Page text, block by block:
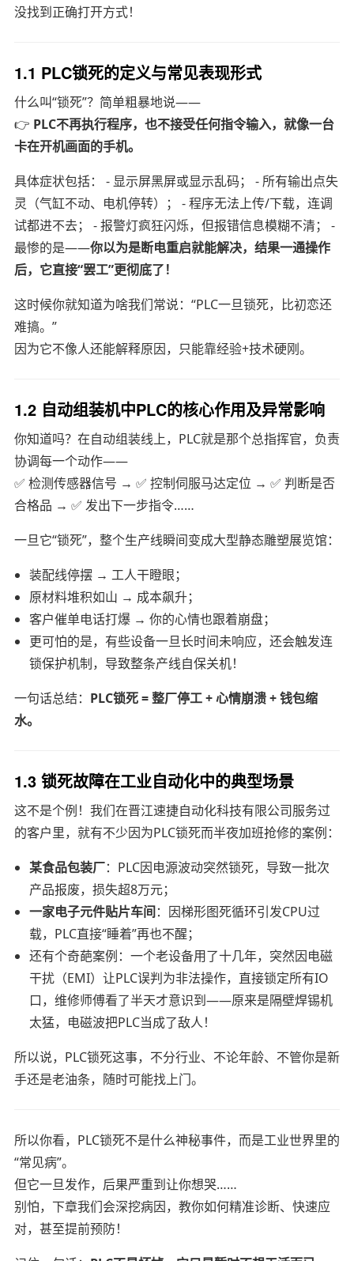
没找到正确打开方式！
1.1 PLC锁死的定义与常见表现形式
什么叫“锁死”？简单粗暴地说——
👉 PLC不再执行程序，也不接受任何指令输入，就像一台
卡在开机画面的手机。
具体症状包括： - 显示屏黑屏或显示乱码； - 所有输出点失
灵（气缸不动、电机停转）； - 程序无法上传/下载，连调
试都进不去； - 报警灯疯狂闪烁，但报错信息模糊不清； -
最惨的是——你以为是断电重启就能解决，结果一通操作
后，它直接“罢工”更彻底了！
这时候你就知道为啥我们常说：“PLC一旦锁死，比初恋还
难搞。”
因为它不像人还能解释原因，只能靠经验+技术硬刚。
1.2 自动组装机中PLC的核心作用及异常影响
你知道吗？在自动组装线上，PLC就是那个总指挥官，负责
协调每一个动作——
✅ 检测传感器信号 → ✅ 控制伺服马达定位 → ✅ 判断是否
合格品 → ✅ 发出下一步指令……
一旦它“锁死”，整个生产线瞬间变成大型静态雕塑展览馆：
装配线停摆 → 工人干瞪眼；
原材料堆积如山 → 成本飙升；
客户催单电话打爆 → 你的心情也跟着崩盘；
更可怕的是，有些设备一旦长时间未响应，还会触发连
锁保护机制，导致整条产线自保关机！
一句话总结： PLC锁死 = 整厂停工 + 心情崩溃 + 钱包缩
水。
1.3 锁死故障在工业自动化中的典型场景
这不是个例！我们在晋江速捷自动化科技有限公司服务过
的客户里，就有不少因为PLC锁死而半夜加班抢修的案例：
某食品包装厂：PLC因电源波动突然锁死，导致一批次
产品报废，损失超8万元；
一家电子元件贴片车间：因梯形图死循环引发CPU过
载，PLC直接“睡着”再也不醒；
还有个奇葩案例：一个老设备用了十几年，突然因电磁
干扰（EMI）让PLC误判为非法操作，直接锁定所有IO
口，维修师傅看了半天才意识到——原来是隔壁焊锡机
太猛，电磁波把PLC当成了敌人！
所以说，PLC锁死这事，不分行业、不论年龄、不管你是新
手还是老油条，随时可能找上门。
所以你看，PLC锁死不是什么神秘事件，而是工业世界里的
“常见病”。
但它一旦发作，后果严重到让你想哭……
别怕，下章我们会深挖病因，教你如何精准诊断、快速应
对，甚至提前预防！